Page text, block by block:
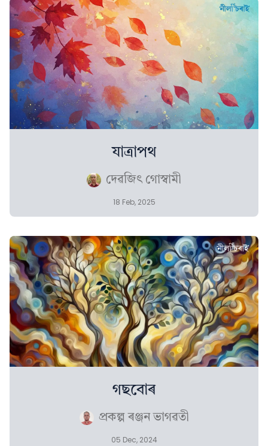
যাত্ৰাপথ
দেৱজিৎ গোস্বামী
18 Feb, 2025
গছবোৰ
প্ৰকল্প ৰঞ্জন ভাগৱতী
05 Dec, 2024